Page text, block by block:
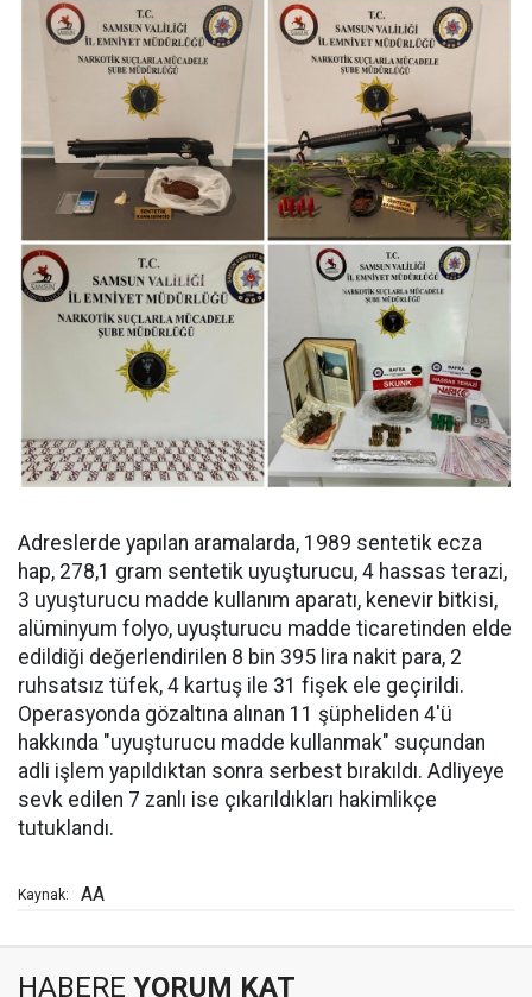
Adreslerde yapılan aramalarda, 1989 sentetik ecza
hap, 278,1 gram sentetik uyuşturucu, 4 hassas terazi,
3 uyuşturucu madde kullanım aparatı, kenevir bitkisi,
alüminyum folyo, uyuşturucu madde ticaretinden elde
edildiği değerlendirilen 8 bin 395 lira nakit para, 2
ruhsatsız tüfek, 4 kartuş ile 31 fişek ele geçirildi.
Operasyonda gözaltına alınan 11 şüpheliden 4'ü
hakkında "uyuşturucu madde kullanmak" suçundan
adli işlem yapıldıktan sonra serbest bırakıldı. Adliyeye
sevk edilen 7 zanlı ise çıkarıldıkları hakimlikçe
tutuklandı.
Kaynak: AA
HABERE YORUM KAT